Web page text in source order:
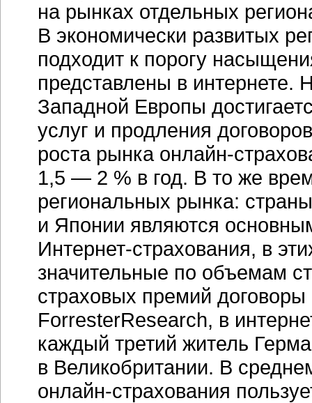
на рынках отдельных
В экономически развитых
подходит к порогу
представлены в интернете.
Западной Европы
услуг и продления
роста рынка онлайн-
1,5 — 2 % в год. В то же
региональных рынка:
и Японии являются
Интернет-страхования, в
значительные по объемам
страховых премий
ForresterResearch, в
каждый третий житель
в Великобритании. В
онлайн-страхования